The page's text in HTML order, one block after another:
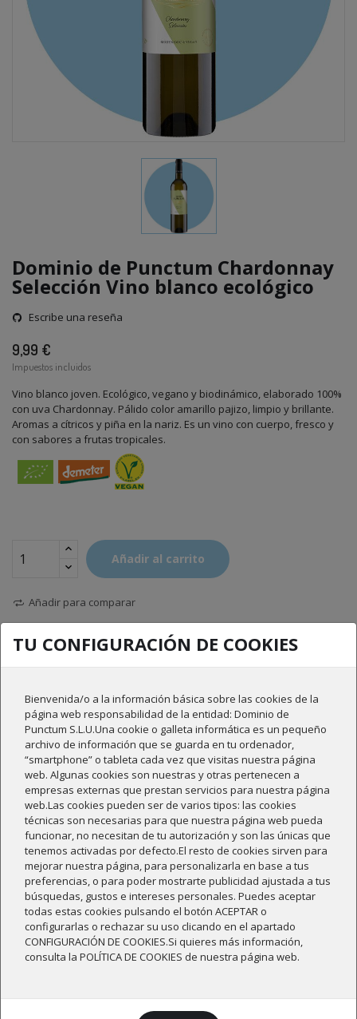
Dominio de Punctum Chardonnay
Selección Vino blanco ecológico
Escribe una reseña
9,99 €
Impuestos incluidos
Vino blanco joven. Ecológico, vegano y biodinámico, elaborado 100%
con uva Chardonnay. Pálido color amarillo pajizo, limpio y brillante.
Aromas a cítricos y piña en la nariz. Es un vino con cuerpo, fresco y
con sabores a frutas tropicales.
Añadir al carrito
Añadir para comparar
DESCRIPCIÓN
DETALLES DEL PRODUCTO
RESEÑAS
Sobre el vino:
Dominio de Punctum es el nombre de nuestra bodega. El nombre no
le podría ir mejor a este vino, ya que representa las características
de la bodega: los característicos aromas del terroir, los valores de
una agricultura sostenible y la tradición vitivinícola centenaria por la
que destaca nuestra viña.
Producción:
ecológica y biodinámica en nuestra finca. Cosechamos por la noche,
TU CONFIGURACIÓN DE COOKIES
Bienvenida/o a la información básica sobre las cookies de la
página web responsabilidad de la entidad: Dominio de
Punctum S.L.U.Una cookie o galleta informática es un pequeño
archivo de información que se guarda en tu ordenador,
“smartphone” o tableta cada vez que visitas nuestra página
web. Algunas cookies son nuestras y otras pertenecen a
empresas externas que prestan servicios para nuestra página
web.Las cookies pueden ser de varios tipos: las cookies
técnicas son necesarias para que nuestra página web pueda
funcionar, no necesitan de tu autorización y son las únicas que
tenemos activadas por defecto.El resto de cookies sirven para
mejorar nuestra página, para personalizarla en base a tus
preferencias, o para poder mostrarte publicidad ajustada a tus
búsquedas, gustos e intereses personales. Puedes aceptar
todas estas cookies pulsando el botón ACEPTAR o
configurarlas o rechazar su uso clicando en el apartado
CONFIGURACIÓN DE COOKIES.Si quieres más información,
consulta la POLÍTICA DE COOKIES de nuestra página web.